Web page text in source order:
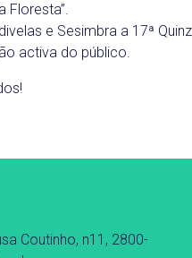
Floresta”.
e Sesimbra a 17ª
activa do público.
Coutinho, n11, 2800-